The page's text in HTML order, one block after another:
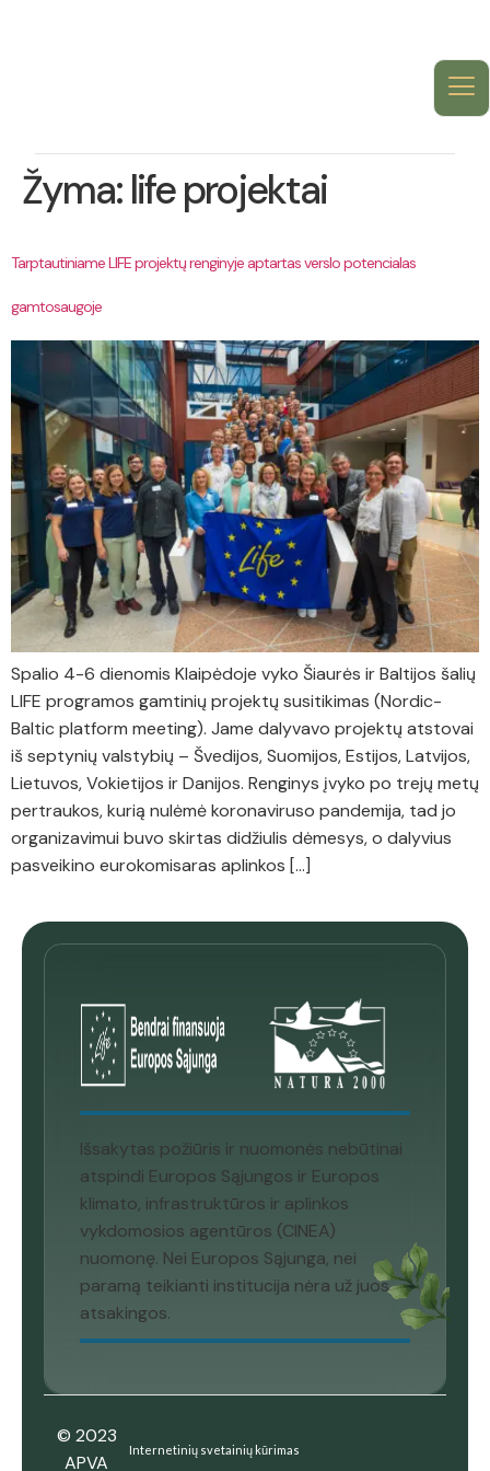
Žyma:life projektai
Tarptautiniame LIFE projektų renginyje aptartas verslo potencialas
gamtosaugoje
Spalio 4-6 dienomis Klaipėdoje vyko Šiaurės ir Baltijos šalių
LIFE programos gamtinių projektų susitikimas (Nordic-
Baltic platform meeting). Jame dalyvavo projektų atstovai
iš septynių valstybių – Švedijos, Suomijos, Estijos, Latvijos,
Lietuvos, Vokietijos ir Danijos. Renginys įvyko po trejų metų
pertraukos, kurią nulėmė koronaviruso pandemija, tad jo
organizavimui buvo skirtas didžiulis dėmesys, o dalyvius
pasveikino eurokomisaras aplinkos […]
Išsakytas požiūris ir nuomonės nebūtinai
atspindi Europos Sąjungos ir Europos
klimato, infrastruktūros ir aplinkos
vykdomosios agentūros (CINEA)
nuomonę. Nei Europos Sąjunga, nei
paramą teikianti institucija nėra už juos
atsakingos.
© 2023
APVA
Internetinių svetainių kūrimas